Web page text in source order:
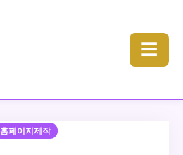
☰
홈페이지제작